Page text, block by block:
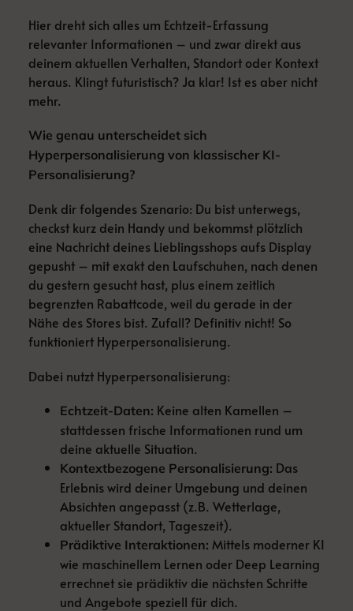
Hier dreht sich alles um Echtzeit-Erfassung
relevanter Informationen – und zwar direkt aus
deinem aktuellen Verhalten, Standort oder Kontext
heraus. Klingt futuristisch? Ja klar! Ist es aber nicht
mehr.
Wie genau unterscheidet sich
Hyperpersonalisierung von klassischer KI-
Personalisierung?
Denk dir folgendes Szenario: Du bist unterwegs,
checkst kurz dein Handy und bekommst plötzlich
eine Nachricht deines Lieblingsshops aufs Display
gepusht – mit exakt den Laufschuhen, nach denen
du gestern gesucht hast, plus einem zeitlich
begrenzten Rabattcode, weil du gerade in der
Nähe des Stores bist. Zufall? Definitiv nicht! So
funktioniert Hyperpersonalisierung.
Dabei nutzt Hyperpersonalisierung:
Echtzeit-Daten: Keine alten Kamellen –
stattdessen frische Informationen rund um
deine aktuelle Situation.
Kontextbezogene Personalisierung: Das
Erlebnis wird deiner Umgebung und deinen
Absichten angepasst (z.B. Wetterlage,
aktueller Standort, Tageszeit).
Prädiktive Interaktionen: Mittels moderner KI
wie maschinellem Lernen oder Deep Learning
errechnet sie prädiktiv die nächsten Schritte
und Angebote speziell für dich.